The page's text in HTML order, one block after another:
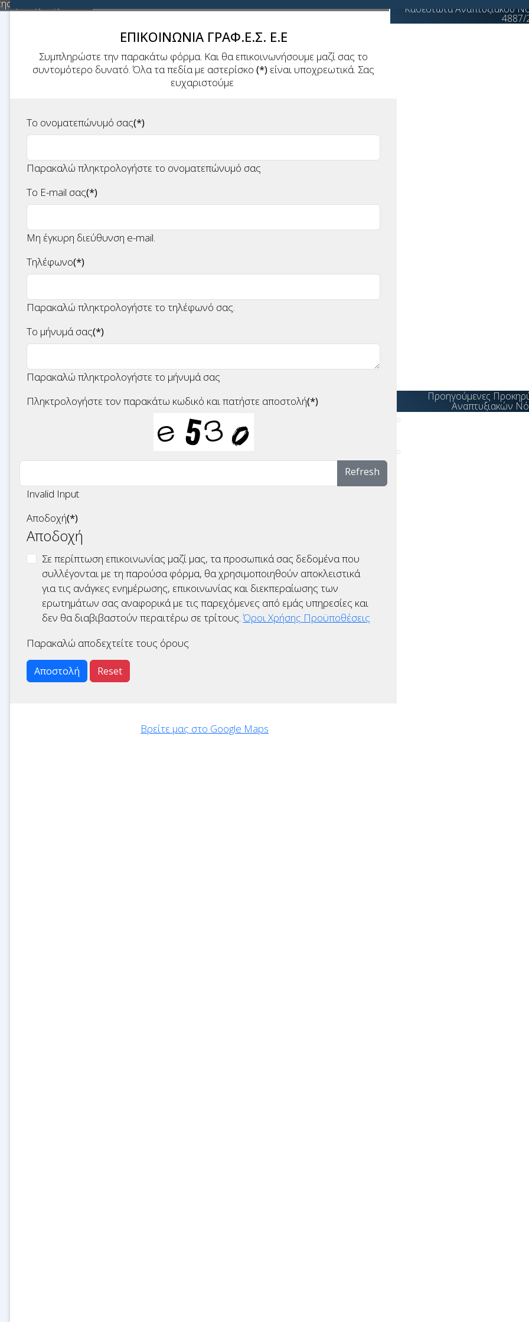
πτυχιούχων
Καθεστώτα Αναπτυξιακού
4887/
Προηγούμενες
Αναπτυξιακών
ΕΠΙΚΟΙΝΩΝΙΑ ΓΡΑΦ.Ε.Σ. Ε.Ε
Συμπληρώστε την παρακάτω φόρμα. Και θα επικοινωνήσουμε μαζί σας το
συντομότερο δυνατό. Όλα τα πεδία με αστερίσκο (*) είναι υποχρεωτικά. Σας
ευχαριστούμε
Tο ονοματεπώνυμό σας(*)
Παρακαλώ πληκτρολογήστε το ονοματεπώνυμό σας
To E-mail σας(*)
Μη έγκυρη διεύθυνση e-mail.
Τηλέφωνο(*)
Παρακαλώ πληκτρολογήστε το τηλέφωνό σας.
Το μήνυμά σας(*)
Παρακαλώ πληκτρολογήστε το μήνυμά σας
Πληκτρολογήστε τον παρακάτω κωδικό και πατήστε αποστολή(*)
Refresh
Invalid Input
Αποδοχή(*)
Αποδοχή
Σε περίπτωση επικοινωνίας μαζί μας, τα προσωπικά σας δεδομένα που
συλλέγονται με τη παρούσα φόρμα, θα χρησιμοποιηθούν αποκλειστικά
για τις ανάγκες ενημέρωσης, επικοινωνίας και διεκπεραίωσης των
ερωτημάτων σας αναφορικά με τις παρεχόμενες από εμάς υπηρεσίες και
δεν θα διαβιβαστούν περαιτέρω σε τρίτους.Όροι Χρήσης Προϋποθέσεις
Παρακαλώ αποδεχτείτε τους όρους
Αποστολή Reset
Βρείτε μας στο Google Maps